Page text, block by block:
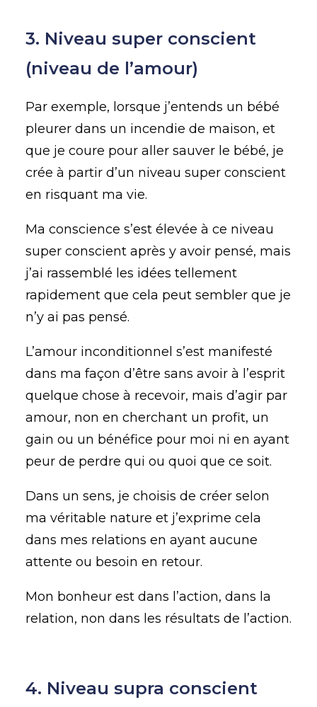
3. Niveau super conscient
(niveau de l’amour)
Par exemple, lorsque j’entends un bébé
pleurer dans un incendie de maison, et
que je coure pour aller sauver le bébé, je
crée à partir d’un niveau super conscient
en risquant ma vie.
Ma conscience s’est élevée à ce niveau
super conscient après y avoir pensé, mais
j’ai rassemblé les idées tellement
rapidement que cela peut sembler que je
n’y ai pas pensé.
L’amour inconditionnel s’est manifesté
dans ma façon d’être sans avoir à l’esprit
quelque chose à recevoir, mais d’agir par
amour, non en cherchant un profit, un
gain ou un bénéfice pour moi ni en ayant
peur de perdre qui ou quoi que ce soit.
Dans un sens, je choisis de créer selon
ma véritable nature et j’exprime cela
dans mes relations en ayant aucune
attente ou besoin en retour.
Mon bonheur est dans l’action, dans la
relation, non dans les résultats de l’action.
4. Niveau supra conscient